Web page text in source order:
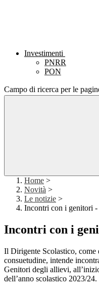
Investimenti
PNRR
PON
Campo di ricerca per le
Home >
Novità >
Le notizie >
Incontri con i genitori
Incontri con i
Il Dirigente Scolastico, come
consuetudine, intende
Genitori degli allievi,
dell’anno scolastico 2023/24.